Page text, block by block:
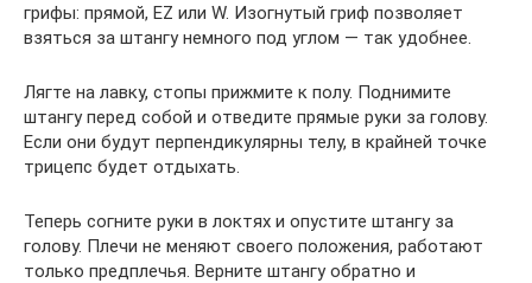
грифы: прямой, EZ или W. Изогнутый гриф позволяет
взяться за штангу немного под углом — так удобнее.
Лягте на лавку, стопы прижмите к полу. Поднимите
штангу перед собой и отведите прямые руки за голову.
Если они будут перпендикулярны телу, в крайней точке
трицепс будет отдыхать.
Теперь согните руки в локтях и опустите штангу за
голову. Плечи не меняют своего положения, работают
только предплечья. Верните штангу обратно и